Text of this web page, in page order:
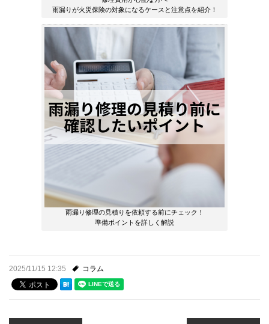
雨漏りが火災保険の対象になるケースと注意点を紹介！
雨漏り修理の見積りを依頼する前にチェック！
準備ポイントを詳しく解説
2025/11/15 12:35 コラム